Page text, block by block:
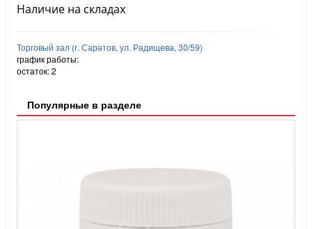
Наличие на складах
Торговый зал (г. Саратов, ул. Радищева, 30/59)
график работы:
остаток:2
Популярные в разделе